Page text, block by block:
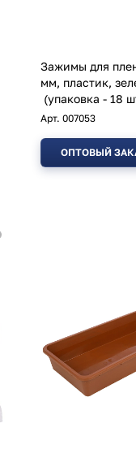
Зажимы для
мм, пластик,
(упаковка - 18
Арт. 007053
ОПТОВЫЙ